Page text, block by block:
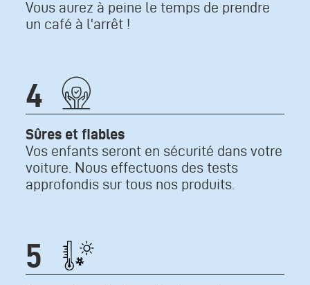
Vous aurez à peine le temps de prendre
un café à l'arrêt !
4
Texte
Sûres et fiables
Vos enfants seront en sécurité dans votre
voiture. Nous effectuons des tests
approfondis sur tous nos produits.
5